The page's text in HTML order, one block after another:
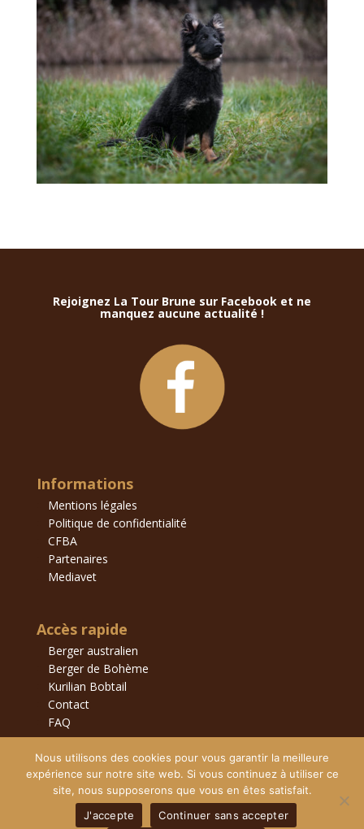
Rejoignez La Tour Brune sur Facebook et ne
manquez aucune actualité !
Informations
Mentions légales
Politique de confidentialité
CFBA
Partenaires
Mediavet
Accès rapide
Berger australien
Berger de Bohème
Kurilian Bobtail
Contact
FAQ
©La Tour Brune – 2023 – Reproduction et utilisation
Nous utilisons des cookies pour vous garantir la meilleure
expérience sur notre site web. Si vous continuez à utiliser ce
site, nous supposerons que vous en êtes satisfait.
J'accepte
Continuer sans accepter